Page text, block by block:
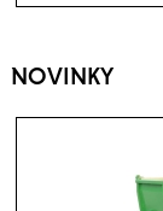
NOVINKY